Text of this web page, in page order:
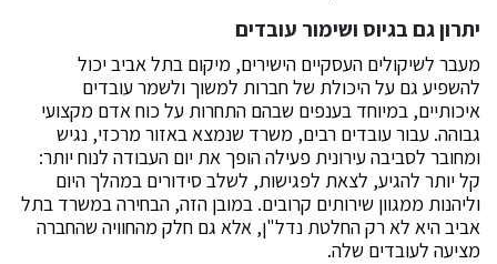
יתרון גם בגיוס ושימור עובדים
מעבר לשיקולים העסקיים הישירים, מיקום בתל אביב יכול
להשפיע גם על היכולת של חברות למשוך ולשמר עובדים
איכותיים, במיוחד בענפים שבהם התחרות על כוח אדם מקצועי
גבוהה. עבור עובדים רבים, משרד שנמצא באזור מרכזי, נגיש
ומחובר לסביבה עירונית פעילה הופך את יום העבודה לנוח יותר:
קל יותר להגיע, לצאת לפגישות, לשלב סידורים במהלך היום
וליהנות ממגוון שירותים קרובים. במובן הזה, הבחירה במשרד בתל
אביב היא לא רק החלטת נדל"ן, אלא גם חלק מהחוויה שהחברה
מציעה לעובדים שלה.